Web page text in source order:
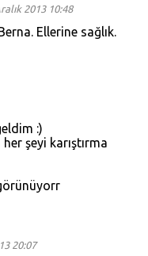
2013 10:48
Ellerine sağlık.
:)
şeyi karıştırma
20:07